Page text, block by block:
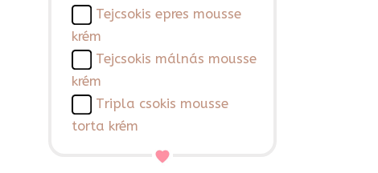
Tejcsokis epres mousse
krém
Tejcsokis málnás mousse
krém
Tripla csokis mousse
torta krém